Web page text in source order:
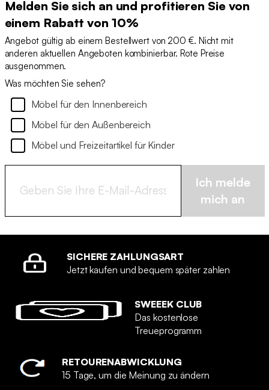
Melden Sie sich an und profitieren Sie von
einem Rabatt von 10%
Angebot gültig ab einem Bestellwert von 200 €. Nicht mit
anderen aktuellen Angeboten kombinierbar. Rote Preise
ausgenommen.
Was möchten Sie sehen?
Möbel für den Innenbereich
Möbel für den Außenbereich
Möbel und Freizeitartikel für Kinder
Ich melde
mich an
SICHERE ZAHLUNGSART
Jetzt kaufen und bequem später zahlen
SWEEEK CLUB
Das kostenlose
Treueprogramm
RETOURENABWICKLUNG
15 Tage, um die Meinung zu ändern